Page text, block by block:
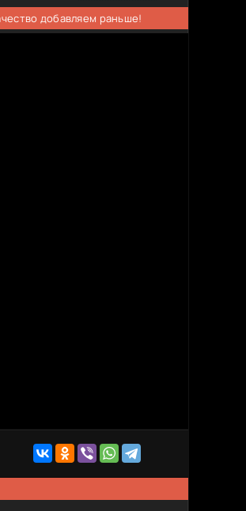
добавляем раньше!